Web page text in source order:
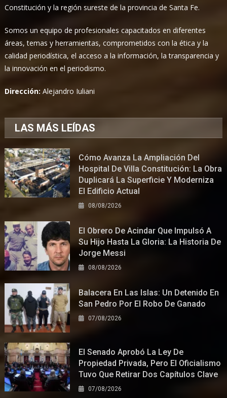
Constitución y la región sureste de la provincia de Santa Fe.
Somos un equipo de profesionales capacitados en diferentes
áreas, temas y herramientas, comprometidos con la ética y la
calidad periodística, el acceso a la información, la transparencia y
la innovación en el periodismo.
Dirección:Alejandro Iuliani
LAS MÁS LEÍDAS
Cómo Avanza La Ampliación Del
Hospital De Villa Constitución: La Obra
Duplicará La Superficie Y Moderniza
El Edificio Actual
08/08/2026
El Obrero De Acindar Que Impulsó A
Su Hijo Hasta La Gloria: La Historia De
Jorge Messi
08/08/2026
Balacera En Las Islas: Un Detenido En
San Pedro Por El Robo De Ganado
07/08/2026
El Senado Aprobó La Ley De
Propiedad Privada, Pero El Oficialismo
Tuvo Que Retirar Dos Capítulos Clave
07/08/2026